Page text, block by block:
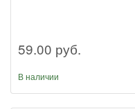
59.00 руб.
В наличии